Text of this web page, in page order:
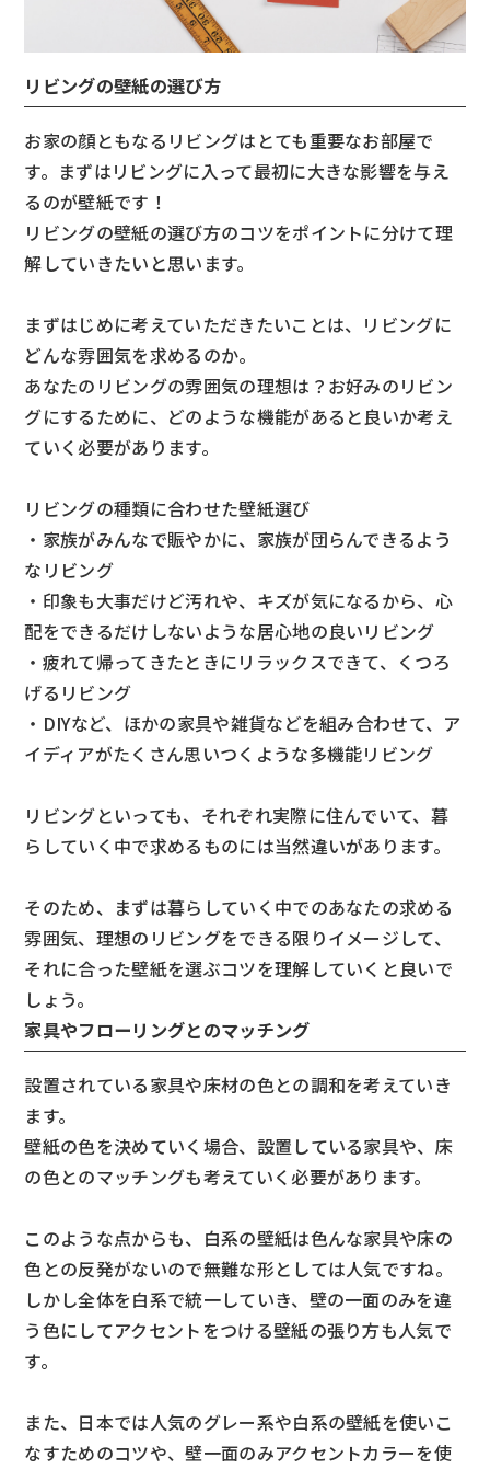
リビングの壁紙の選び方
お家の顔ともなるリビングはとても重要なお部屋で
す。まずはリビングに入って最初に大きな影響を与え
るのが壁紙です！
リビングの壁紙の選び方のコツをポイントに分けて理
解していきたいと思います。
まずはじめに考えていただきたいことは、リビングに
どんな雰囲気を求めるのか。
あなたのリビングの雰囲気の理想は？お好みのリビン
グにするために、どのような機能があると良いか考え
ていく必要があります。
リビングの種類に合わせた壁紙選び
・家族がみんなで賑やかに、家族が団らんできるよう
なリビング
・印象も大事だけど汚れや、キズが気になるから、心
配をできるだけしないような居心地の良いリビング
・疲れて帰ってきたときにリラックスできて、くつろ
げるリビング
・DIYなど、ほかの家具や雑貨などを組み合わせて、ア
イディアがたくさん思いつくような多機能リビング
リビングといっても、それぞれ実際に住んでいて、暮
らしていく中で求めるものには当然違いがあります。
そのため、まずは暮らしていく中でのあなたの求める
雰囲気、理想のリビングをできる限りイメージして、
それに合った壁紙を選ぶコツを理解していくと良いで
しょう。
家具やフローリングとのマッチング
設置されている家具や床材の色との調和を考えていき
ます。
壁紙の色を決めていく場合、設置している家具や、床
の色とのマッチングも考えていく必要があります。
このような点からも、白系の壁紙は色んな家具や床の
色との反発がないので無難な形としては人気ですね。
しかし全体を白系で統一していき、壁の一面のみを違
う色にしてアクセントをつける壁紙の張り方も人気で
す。
また、日本では人気のグレー系や白系の壁紙を使いこ
なすためのコツや、壁一面のみアクセントカラーを使